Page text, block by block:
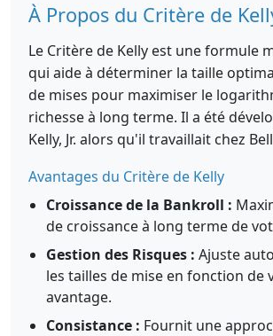
À Propos du Critère de
Le Critère de Kelly est une formule
qui aide à déterminer la taille
de mises pour maximiser le
richesse à long terme. Il a été
Kelly, Jr. alors qu'il travaillait chez
Avantages du Critère de Kelly
Croissance de la Bankroll :
de croissance à long terme de
Gestion des Risques : Ajuste
les tailles de mise en fonction de
avantage.
Consistance : Fournit une